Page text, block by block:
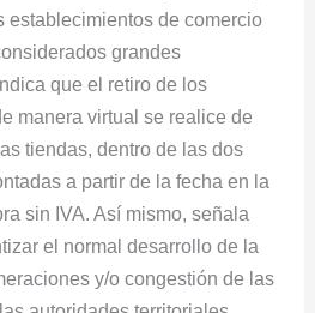
establecimientos de comercio
grandes
que el retiro de los
manera virtual se realice de
tiendas, dentro de las dos
a partir de la fecha en la
sin IVA. Así mismo, señala
el normal desarrollo de la
y/o congestión de las